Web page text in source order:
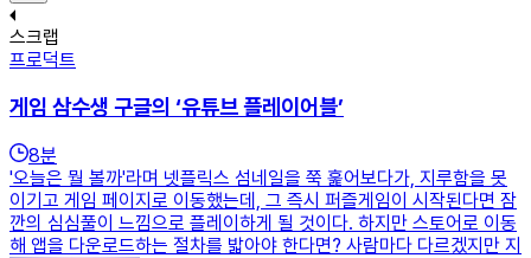
스크랩
프로덕트
게임 삼수생 구글의 ‘유튜브 플레이어블’
8분
'오늘은 뭘 볼까'라며 넷플릭스 섬네일을 쭉 훑어보다가, 지루함을 못
이기고 게임 페이지로 이동했는데, 그 즉시 퍼즐게임이 시작된다면 잠
깐의 심심풀이 느낌으로 플레이하게 될 것이다. 하지만 스토어로 이동
해 앱을 다운로드하는 절차를 밟아야 한다면? 사람마다 다르겠지만 지